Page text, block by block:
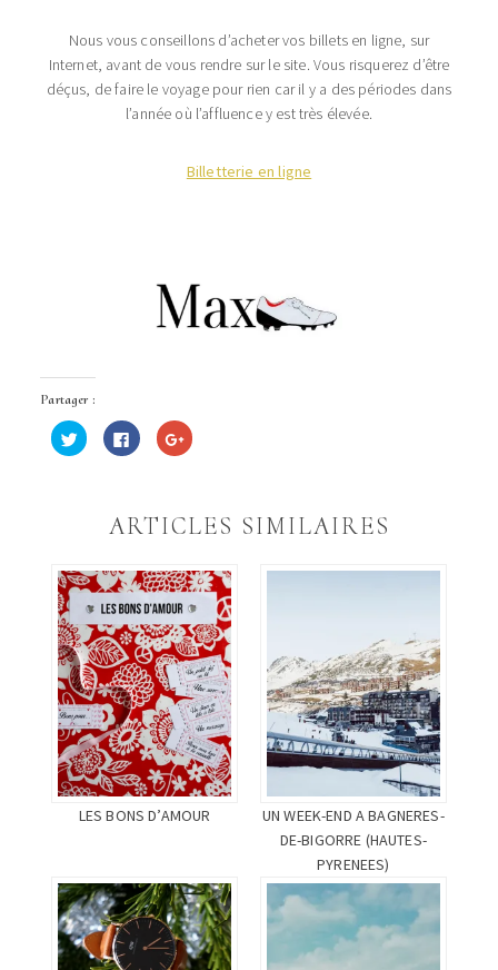
Nous vous conseillons d’acheter vos billets en ligne, sur
Internet, avant de vous rendre sur le site. Vous risquerez d’être
déçus, de faire le voyage pour rien car il y a des périodes dans
l’année où l’affluence y est très élevée.
Billetterie en ligne
Partager :
Cliquez
pour
partager
nouvelle
Cliquez
pour
partager
une
nouvelle
Cliquez
pour
dans
une
ARTICLES SIMILAIRES
LES BONS D’AMOUR
UN WEEK-END A BAGNERES-
DE-BIGORRE (HAUTES-
PYRENEES)